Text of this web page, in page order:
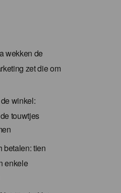
wekken de
zet die om
winkel:
touwtjes
betalen: tien
enkele